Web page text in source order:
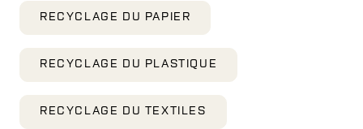
RECYCLAGE DU PAPIER
RECYCLAGE DU PLASTIQUE
RECYCLAGE DU TEXTILES